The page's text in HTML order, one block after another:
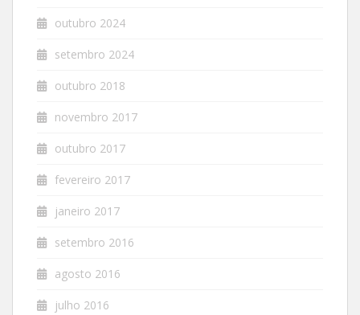
outubro 2024
setembro 2024
outubro 2018
novembro 2017
outubro 2017
fevereiro 2017
janeiro 2017
setembro 2016
agosto 2016
julho 2016